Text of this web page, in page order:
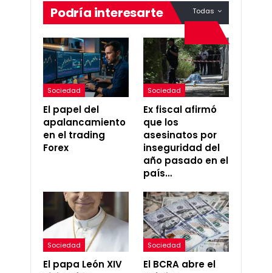
Todas
Podría interesarte
Sociedad
El papel del
apalancamiento
en el trading
Forex
Sociedad
Ex fiscal afirmó
que los
asesinatos por
inseguridad del
año pasado en el
país…
Sociedad
El papa León XIV
Sociedad
El BCRA abre el